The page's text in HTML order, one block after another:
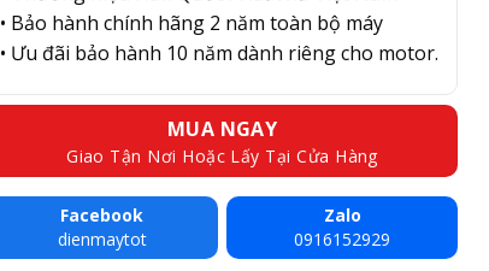
• Bảo hành chính hãng 2 năm toàn bộ máy
• Ưu đãi bảo hành 10 năm dành riêng cho motor.
MUA NGAY
Giao Tận Nơi Hoặc Lấy Tại Cửa Hàng
Facebook
dienmaytot
Zalo
0916152929